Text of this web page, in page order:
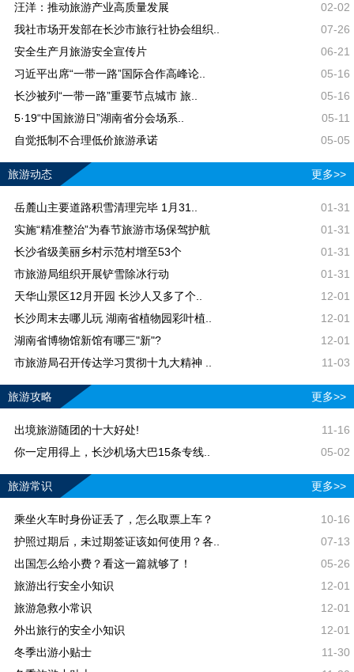
汪洋：推动旅游产业高质量发展
02-02
我社市场开发部在长沙市旅行社协会组织..
07-26
安全生产月旅游安全宣传片
06-21
习近平出席“一带一路”国际合作高峰论..
05-16
长沙被列“一带一路”重要节点城市 旅..
05-16
5·19“中国旅游日”湖南省分会场系..
05-11
自觉抵制不合理低价旅游承诺
05-05
旅游动态 更多>>
岳麓山主要道路积雪清理完毕 1月31..
01-31
实施“精准整治”为春节旅游市场保驾护航
01-31
长沙省级美丽乡村示范村增至53个
01-31
市旅游局组织开展铲雪除冰行动
01-31
天华山景区12月开园 长沙人又多了个..
12-01
长沙周末去哪儿玩 湖南省植物园彩叶植..
12-01
湖南省博物馆新馆有哪三"新"?
12-01
市旅游局召开传达学习贯彻十九大精神 ..
11-03
旅游攻略 更多>>
出境旅游随团的十大好处!
11-16
你一定用得上，长沙机场大巴15条专线..
05-02
旅游常识 更多>>
乘坐火车时身份证丢了，怎么取票上车？
10-16
护照过期后，未过期签证该如何使用？各..
07-13
出国怎么给小费？看这一篇就够了！
05-26
旅游出行安全小知识
12-01
旅游急救小常识
12-01
外出旅行的安全小知识
12-01
冬季出游小贴士
11-30